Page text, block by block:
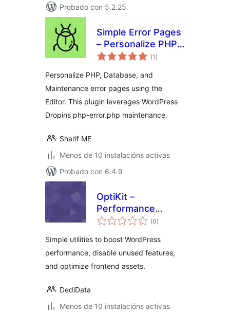
Probado con 5.2.25
Simple Error Pages
– Personalize PHP,
Database, and
Pages
(1 valoracións
totais
)
Personalize PHP, Database, and
Maintenance error pages using the
Editor. This plugin leverages WordPress
Dropins php-error.php maintenance.
Sharif ME
Menos de 10 instalacións activas
Probado con 6.4.9
OptiKit –
Performance
Optimization &
(0valoracións
totais
)
Simple utilities to boost WordPress
performance, disable unused features,
and optimize frontend assets.
DediData
Menos de 10 instalacións activas